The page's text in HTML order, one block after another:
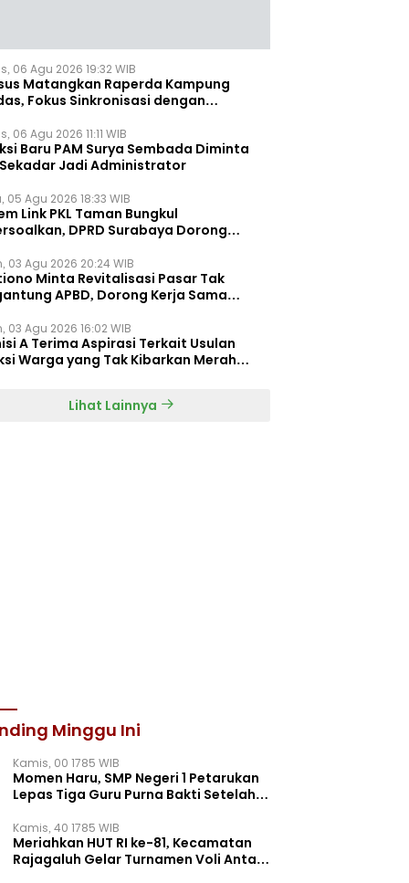
06 Agu 2026 19:32 WIB
Matangkan Raperda Kampung
Fokus Sinkronisasi dengan
06 Agu 2026 11:11 WIB
Baru PAM Surya Sembada Diminta
Jadi Administrator
05 Agu 2026 18:33 WIB
Link PKL Taman Bungkul
DPRD Surabaya Dorong
03 Agu 2026 20:24 WIB
Minta Revitalisasi Pasar Tak
APBD, Dorong Kerja Sama
03 Agu 2026 16:02 WIB
A Terima Aspirasi Terkait Usulan
Warga yang Tak Kibarkan Merah
Lihat Lainnya
Minggu Ini
Kamis, 00 1785 WIB
Momen Haru, SMP Negeri 1 Petarukan
Lepas Tiga Guru Purna Bakti Setelah
Kamis, 40 1785 WIB
Meriahkan HUT RI ke-81, Kecamatan
Rajagaluh Gelar Turnamen Voli Antar